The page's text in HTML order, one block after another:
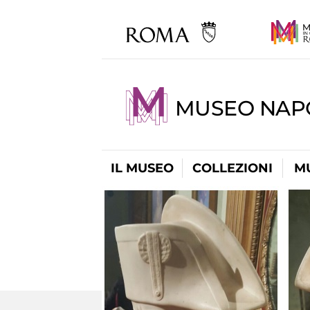
MUSEO
IL MUSEO COLLEZIONI